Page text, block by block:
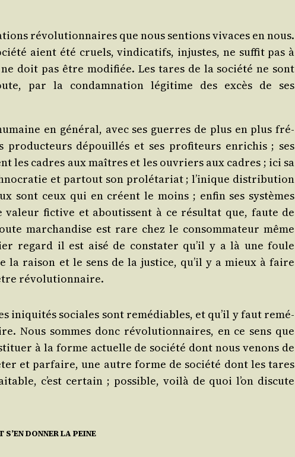
révo­lu­tion­naires que nous sen­tions vivaces en nous.
aient été cruels, vin­di­ca­tifs, injustes, ne suf­fit pas à
doit pas être modi­fiée. Les tares de la socié­té ne sont
par la condam­na­tion légi­time des excès de ses
en géné­ral, avec ses guerres de plus en plus fré­
dépouillés et ses pro­fi­teurs enri­chis ; ses
les cadres aux maîtres et les ouvriers aux cadres ; ici sa
et par­tout son pro­lé­ta­riat ; l’inique dis­tri­bu­tion
sont ceux qui en créent le moins ; enfin ses sys­tèmes
fic­tive et abou­tissent à ce résul­tat que, faute de
mar­chan­dise est rare chez le consom­ma­teur même
regard il est aisé de consta­ter qu’il y a là une foule
la rai­son et le sens de la jus­tice, qu’il y a mieux à faire
révolutionnaire.
ini­qui­tés sociales sont remé­diables, et qu’il y faut remé­
Nous sommes donc révo­lu­tion­naires, en ce sens que
à la forme actuelle de socié­té dont nous venons de
et par­faire, une autre forme de socié­té dont les tares
c’est cer­tain ; pos­sible, voi­là de quoi l’on dis­cute
DONNER LA PEINE